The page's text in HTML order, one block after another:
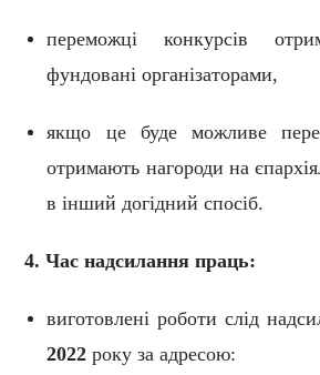
переможці конкурсів
фундовані організаторами,
якщо це буде можливе
отримають нагороди на
в інший догідний спосіб.
4. Час надсилання праць:
виготовлені роботи слід
2022 року за адресою: